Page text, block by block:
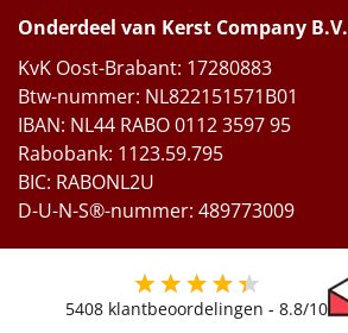
Onderdeel van Kerst Company B.V.
KvK Oost-Brabant: 17280883
Btw-nummer: NL822151571B01
IBAN: NL44 RABO 0112 3597 95
Rabobank: 1123.59.795
BIC: RABONL2U
D-U-N-S®-nummer: 489773009
5408 klantbeoordelingen - 8.8/10